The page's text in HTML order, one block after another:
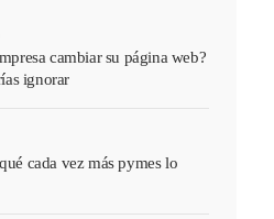
cambiar su página web?
ignorar
cada vez más pymes lo